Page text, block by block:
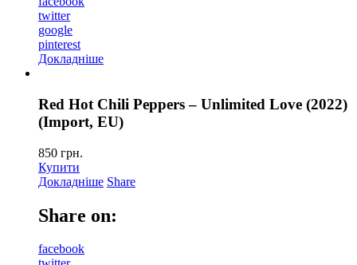
twitter
google
pinterest
Докладніше
Red Hot Chili Peppers – Unlimited Love (2022)
(Import, EU)
850 грн.
Купити
Докладніше Share
Share on:
facebook